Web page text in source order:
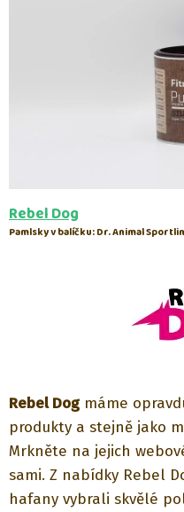
Rebel Dog
Pamlsky v balíčku: Dr. Animal
Rebel Dogmáme
produkty a stejně jako
Mrkněte na jejich
sami. Z nabídky Rebel
hafany vybrali skvělé